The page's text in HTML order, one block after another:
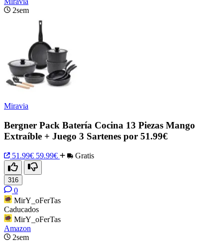
2sem
Miravia
Bergner Pack Batería Cocina 13 Piezas Mango
Extraíble + Juego 3 Sartenes por 51.99€
51.99€ 59.99€ Gratis
316
0
MirY_oFerTas
Caducados
MirY_oFerTas
Amazon
2sem